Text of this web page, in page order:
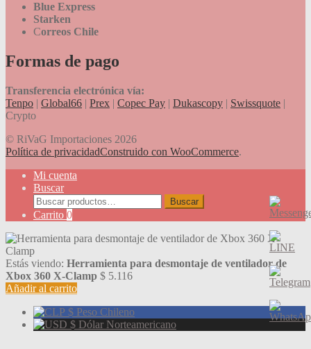
Blue Express
Starken
Correos Chile
Formas de pago
Transferencia electrónica vía:
Tenpo | Global66 | Prex | Copec Pay | Dukascopy | Swissquote |
Crypto
© RiVaG Importaciones 2026
Política de privacidadConstruido con WooCommerce.
Mi cuenta
Buscar
Buscar
por:
Buscar
Carrito 0
Estás viendo: Herramienta para desmontaje de ventilador de
Xbox 360 X-Clamp $ 5.116
Añadir al carrito
$ Peso Chileno
$ Dólar Norteamericano